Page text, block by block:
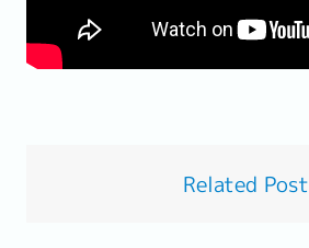
Related Post